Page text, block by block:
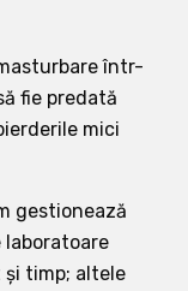
într-
fie predată
mici
gestionează
laboratoare
timp; altele